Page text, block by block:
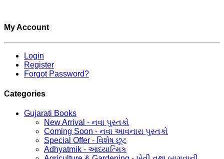
My Account
Login
Register
Forgot Password?
Categories
Gujarati Books
New Arrival - નવા પુસ્તકો
Coming Soon - નવા આવનારા પુસ્તકો
Special Offer - વિશેષ છૂટ
Adhyatmik - આધ્યાત્મિક